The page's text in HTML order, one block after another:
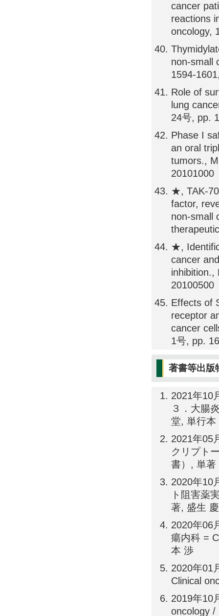
cancer
reactions
oncology,
non-small
1594-
Role of
lung
24号, pp.
Phase I
an oral
tumors.,
20101000
★, TAK-
factor,
non-small
★,
cancer
inhibition.,
20100500
Effects of
receptor
cancer
1号, pp.
著書等出版
2021年10
３．大腸
堂, 単行本
2021年05
クリプト
書）, 単著
2020年10
ト阻害薬
著, 盛生
2020年06
瘍内科 =
本 渉
2020年01
Clinical
2019年10
oncology /